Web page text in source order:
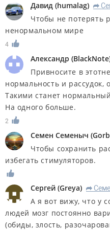
Дaвид (humalag) R
Чтобы не потерять
ненормальном мире
4
Александр (BlackNote
Привносите в
нормальность и рассудок,
Такими станет
На одного больше.
2
Семен Семеныч (
Чтобы сохранить
избегать стимуляторов.
Сергей (Greya) R
А я вот вижу, что у
людей мозг постоянно
(обиды, злость,